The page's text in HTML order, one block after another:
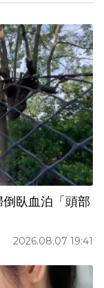
臥血泊「頭部
2026.08.07 19:41